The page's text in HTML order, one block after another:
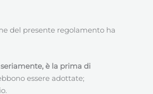
del presente regolamento ha
è la prima di
essere adottate;